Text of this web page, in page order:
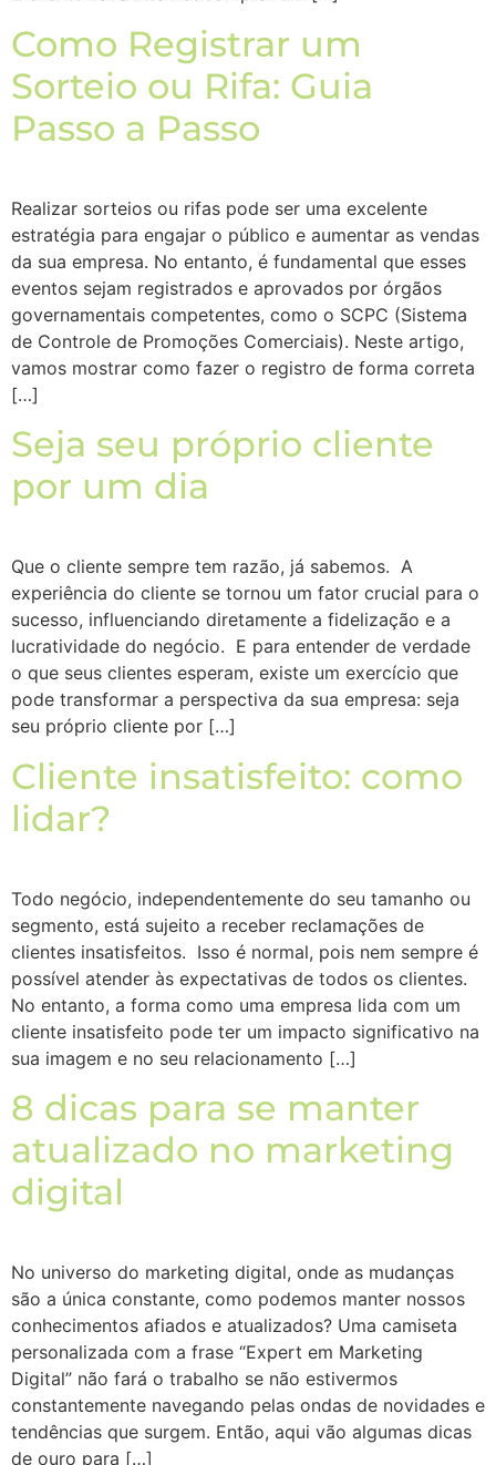
Como Registrar um
Sorteio ou Rifa: Guia
Passo a Passo
Realizar sorteios ou rifas pode ser uma excelente
estratégia para engajar o público e aumentar as vendas
da sua empresa. No entanto, é fundamental que esses
eventos sejam registrados e aprovados por órgãos
governamentais competentes, como o SCPC (Sistema
de Controle de Promoções Comerciais). Neste artigo,
vamos mostrar como fazer o registro de forma correta
[…]
Seja seu próprio cliente
por um dia
Que o cliente sempre tem razão, já sabemos. A
experiência do cliente se tornou um fator crucial para o
sucesso, influenciando diretamente a fidelização e a
lucratividade do negócio. E para entender de verdade
o que seus clientes esperam, existe um exercício que
pode transformar a perspectiva da sua empresa: seja
seu próprio cliente por […]
Cliente insatisfeito: como
lidar?
Todo negócio, independentemente do seu tamanho ou
segmento, está sujeito a receber reclamações de
clientes insatisfeitos. Isso é normal, pois nem sempre é
possível atender às expectativas de todos os clientes.
No entanto, a forma como uma empresa lida com um
cliente insatisfeito pode ter um impacto significativo na
sua imagem e no seu relacionamento […]
8 dicas para se manter
atualizado no marketing
digital
No universo do marketing digital, onde as mudanças
são a única constante, como podemos manter nossos
conhecimentos afiados e atualizados? Uma camiseta
personalizada com a frase “Expert em Marketing
Digital” não fará o trabalho se não estivermos
constantemente navegando pelas ondas de novidades e
tendências que surgem. Então, aqui vão algumas dicas
de ouro para […]